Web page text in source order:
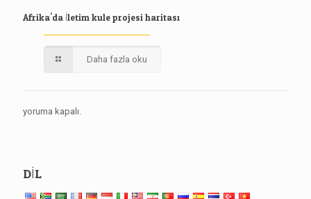
Afrika'da İletim kule projesi haritası
Daha fazla oku
yoruma kapalı.
DİL